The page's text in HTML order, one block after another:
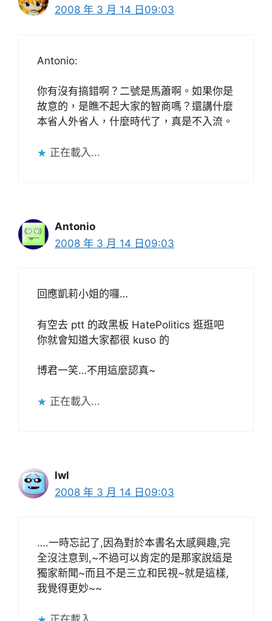
2008 年 3 月 14 日09:03
Antonio:
你有沒有搞錯啊？二號是馬蕭啊。如果你是
故意的，是瞧不起大家的智商嗎？還講什麼
本省人外省人，什麼時代了，真是不入流。
正在載入...
Antonio
2008 年 3 月 14 日09:03
回應凱莉小姐的囉…
有空去 ptt 的政黑板 HatePolitics 逛逛吧
你就會知道大家都很 kuso 的
博君一笑…不用這麼認真~
正在載入...
lwl
2008 年 3 月 14 日09:03
….一時忘記了,因為對於本書名太感興趣,完
全沒注意到,~不過可以肯定的是那家說這是
獨家新聞~而且不是三立和民視~就是這樣,
我覺得更妙~~